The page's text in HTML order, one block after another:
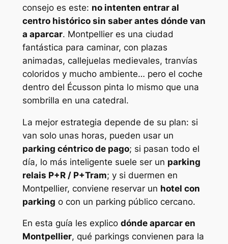
consejo es este: no intenten entrar al
centro histórico sin saber antes dónde van
a aparcar. Montpellier es una ciudad
fantástica para caminar, con plazas
animadas, callejuelas medievales, tranvías
coloridos y mucho ambiente… pero el coche
dentro del Écusson pinta lo mismo que una
sombrilla en una catedral.
La mejor estrategia depende de su plan: si
van solo unas horas, pueden usar un
parking céntrico de pago; si pasan todo el
día, lo más inteligente suele ser un parking
relais P+R / P+Tram; y si duermen en
Montpellier, conviene reservar un hotel con
parking o con un parking público cercano.
En esta guía les explico dónde aparcar en
Montpellier, qué parkings convienen para la